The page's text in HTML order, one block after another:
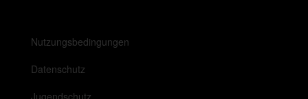
Nutzungsbedingungen
Datenschutz
Jugendschutz